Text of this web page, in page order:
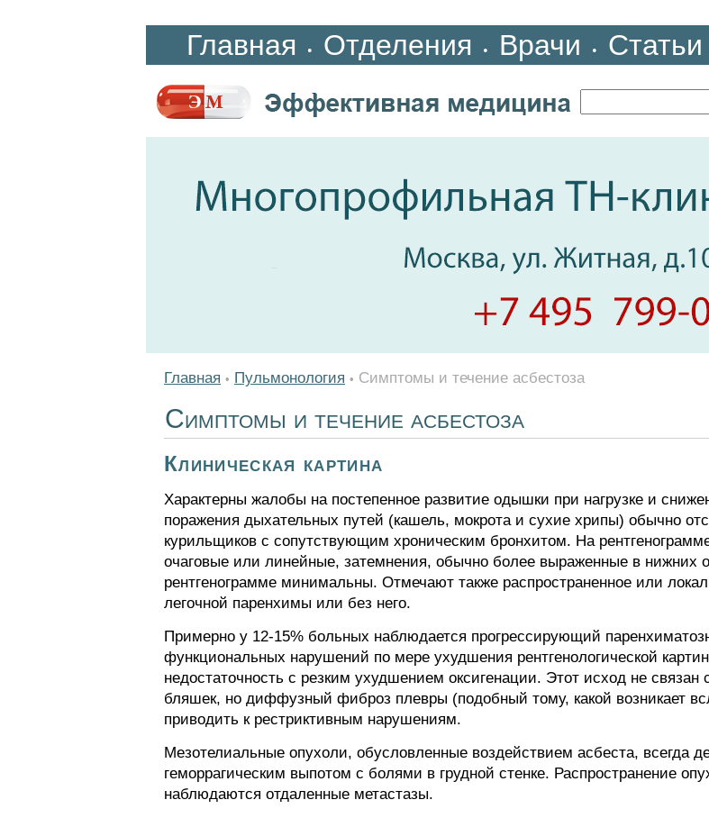
Главная • Отделения • Врачи • Статьи
Главная • Пульмонология • Симптомы и течение асбестоза
Симптомы и течение асбестоза
Клиническая картина
Характерны жалобы на постепенное развитие одышки при нагрузке и
поражения дыхательных путей (кашель, мокрота и сухие хрипы) обычно
курильщиков с сопутствующим хроническим бронхитом. На
очаговые или линейные, затемнения, обычно более выраженные в нижних
рентгенограмме минимальны. Отмечают также распространенное или
легочной паренхимы или без него.
Примерно у 12-15% больных наблюдается прогрессирующий
функциональных нарушений по мере ухудшения рентгенологической
недостаточность с резким ухудшением оксигенации. Этот исход не
бляшек, но диффузный фиброз плевры (подобный тому, какой возникает
приводить к рестриктивным нарушениям.
Мезотелиальные опухоли, обусловленные воздействием асбеста, всегда
геморрагическим выпотом с болями в грудной стенке. Распространение
наблюдаются отдаленные метастазы.